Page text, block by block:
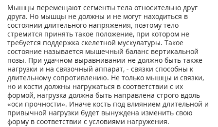
Мышцы перемещают сегменты тела относительно друг
друга. Но мышцы не должны и не могут находиться в
состоянии длительного напряжения, поэтому тело
стремится принять такое положение, при котором не
требуется поддержка скелетной мускулатуры. Такое
состояние называется мышечный баланс вертикальной
позы. При удачном выравнивании не должно быть также
нагрузки и на связочный аппарат, - связки способны к
длительному сопротивлению. Не только мышцы и связки,
но и кости должны нагружаться в соответствии с их
формой, нагрузка должна быть направлена строго вдоль
«оси прочности». Иначе кость под влиянием длительной и
привычной нагрузки будет вынуждена изменить свою
форму в соответствии с условиями нагружения.